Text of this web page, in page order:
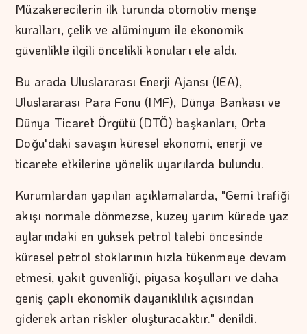
Müzakerecilerin ilk turunda otomotiv menşe
kuralları, çelik ve alüminyum ile ekonomik
güvenlikle ilgili öncelikli konuları ele aldı.
Bu arada Uluslararası Enerji Ajansı (IEA),
Uluslararası Para Fonu (IMF), Dünya Bankası ve
Dünya Ticaret Örgütü (DTÖ) başkanları, Orta
Doğu'daki savaşın küresel ekonomi, enerji ve
ticarete etkilerine yönelik uyarılarda bulundu.
Kurumlardan yapılan açıklamalarda, "Gemi trafiği
akışı normale dönmezse, kuzey yarım kürede yaz
aylarındaki en yüksek petrol talebi öncesinde
küresel petrol stoklarının hızla tükenmeye devam
etmesi, yakıt güvenliği, piyasa koşulları ve daha
geniş çaplı ekonomik dayanıklılık açısından
giderek artan riskler oluşturacaktır." denildi.